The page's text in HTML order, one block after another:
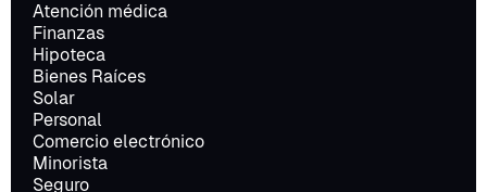
Atención médica
Finanzas
Hipoteca
Bienes Raíces
Solar
Personal
Comercio electrónico
Minorista
Seguro